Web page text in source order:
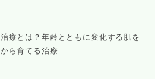
療とは？年齢とともに変化する肌を
ら育てる治療